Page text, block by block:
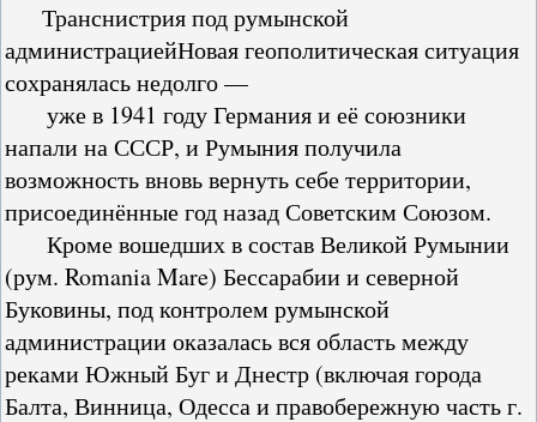
Транснистрия под румынской
администрациейНовая геополитическая ситуация
сохранялась недолго —
уже в 1941 году Германия и её союзники
напали на СССР, и Румыния получила
возможность вновь вернуть себе территории,
присоединённые год назад Советским Союзом.
Кроме вошедших в состав Великой Румынии
(рум. Romania Mare) Бессарабии и северной
Буковины, под контролем румынской
администрации оказалась вся область между
реками Южный Буг и Днестр (включая города
Балта, Винница, Одесса и правобережную часть г.